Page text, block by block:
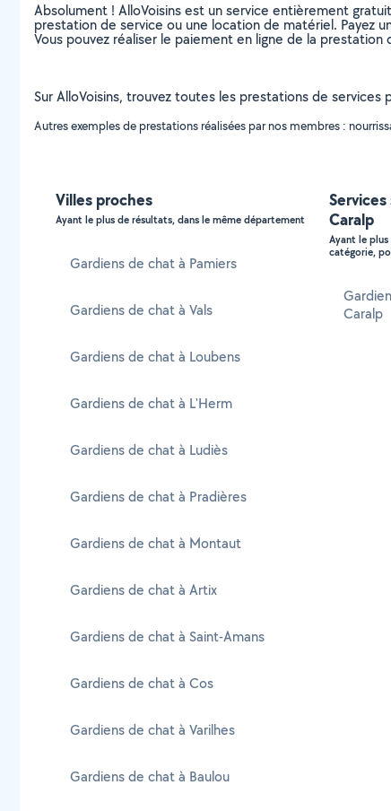
Absolument ! AlloVoisins est un service entièrement
prestation de service ou une location de matériel. Payez
Vous pouvez réaliser le paiement en ligne de la
Sur AlloVoisins, trouvez toutes les prestations de
Autres exemples de prestations réalisées par nos membres :
Villes proches
Ayant le plus de résultats, dans le même département
Gardiens de chat à Pamiers
Gardiens de chat à Vals
Gardiens de chat à Loubens
Gardiens de chat à L'Herm
Gardiens de chat à Ludiès
Gardiens de chat à Pradières
Gardiens de chat à Montaut
Gardiens de chat à Artix
Gardiens de chat à Saint-Amans
Gardiens de chat à Cos
Gardiens de chat à Varilhes
Gardiens de chat à Baulou
Caralp
Ayant le
catégorie,
Caralp